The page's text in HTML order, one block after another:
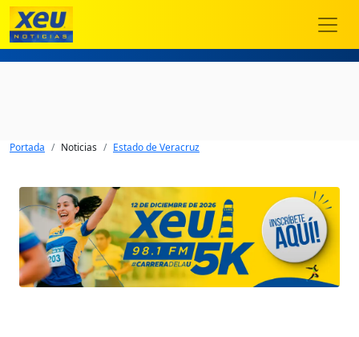
Portada Noticias Estado de Veracruz